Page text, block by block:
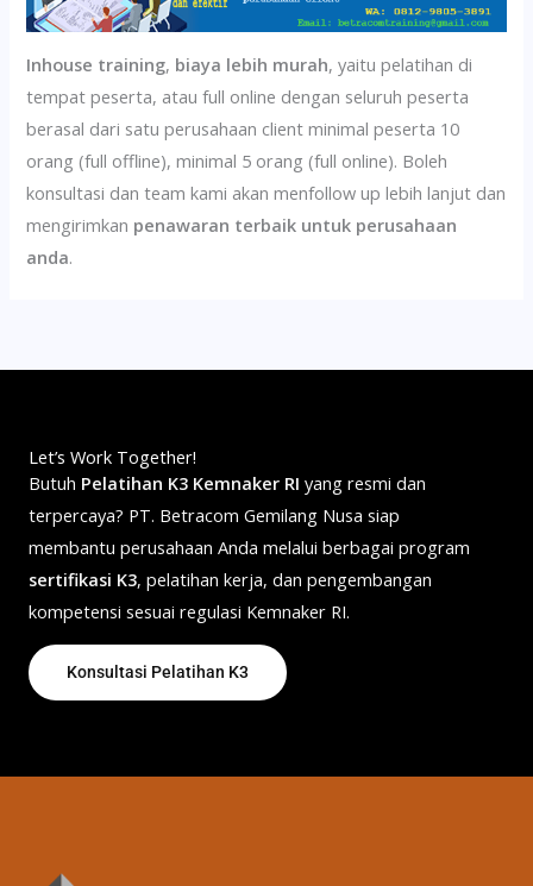
Inhouse training, biaya lebih murah, yaitu pelatihan di
tempat peserta, atau full online dengan seluruh peserta
berasal dari satu perusahaan client minimal peserta 10
orang (full offline), minimal 5 orang (full online). Boleh
konsultasi dan team kami akan menfollow up lebih lanjut dan
mengirimkan penawaran terbaik untuk perusahaan
anda.
Let’s Work Together!
Butuh Pelatihan K3 Kemnaker RI yang resmi dan
terpercaya? PT. Betracom Gemilang Nusa siap
membantu perusahaan Anda melalui berbagai program
sertifikasi K3, pelatihan kerja, dan pengembangan
kompetensi sesuai regulasi Kemnaker RI.
Konsultasi Pelatihan K3